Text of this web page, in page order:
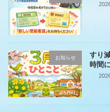
お知らせ
すり
時間